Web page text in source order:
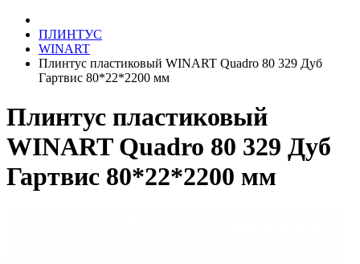
ПЛИНТУС
WINART
Плинтус пластиковый WINART Quadro 80 329 Дуб
Гартвис 80*22*2200 мм
Плинтус пластиковый
WINART Quadro 80 329 Дуб
Гартвис 80*22*2200 мм